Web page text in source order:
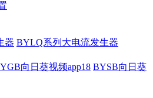
器 BYLQ系列大电流发生器
向日葵视频app18 BYSB向日葵